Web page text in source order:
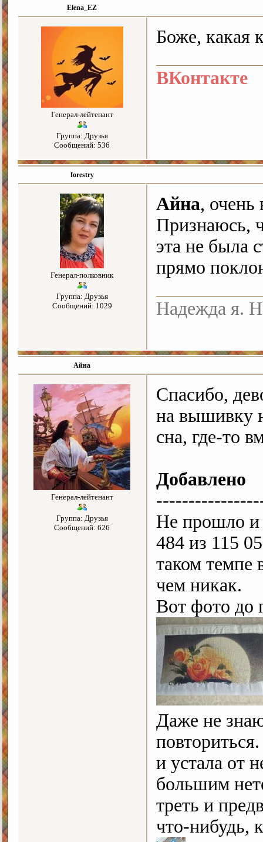
Elena_EZ
Генерал-лейтенант
Группа: Друзья
Сообщений: 536
Боже, какая
ВКонтакте
forestry
Генерал-полковник
Группа: Друзья
Сообщений: 1029
Айна, очень
Признаюсь,
эта не была
прямо
Надежда я.
Айна
Генерал-лейтенант
Группа: Друзья
Сообщений: 626
Спасибо,
на вышивку
сна, где-то
Добавлено
Не прошло и
484 из 115
таком
чем никак.
Вот фото до
Даже не
и устала от
большим
треть и
что-нибудь,